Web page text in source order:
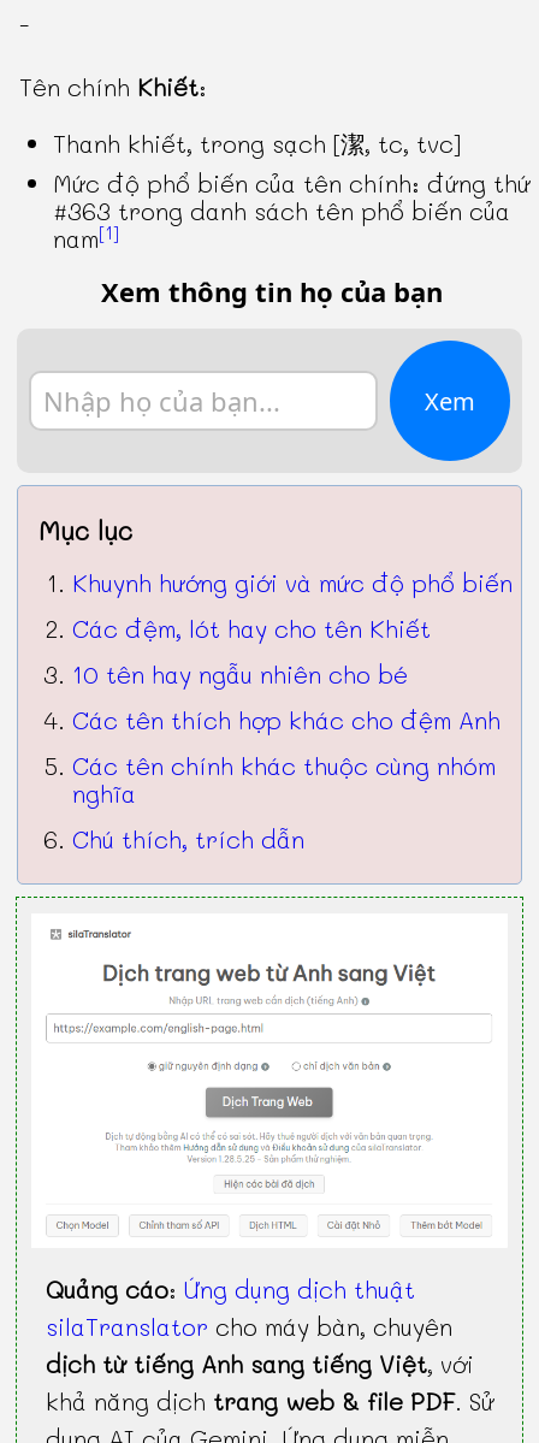
-
Tên chính Khiết:
Thanh khiết, trong sạch [潔, tc, tvc]
Mức độ phổ biến của tên chính: đứng thứ
#363 trong danh sách tên phổ biến của
nam[1]
Xem thông tin họ của bạn
Xem
Mục lục
Khuynh hướng giới và mức độ phổ biến
Các đệm, lót hay cho tên Khiết
10 tên hay ngẫu nhiên cho bé
Các tên thích hợp khác cho đệm Anh
Các tên chính khác thuộc cùng nhóm
nghĩa
Chú thích, trích dẫn
Quảng cáo:Ứng dụng dịch thuật
silaTranslator cho máy bàn, chuyên
dịch từ tiếng Anh sang tiếng Việt, với
khả năng dịch trang web & file PDF. Sử